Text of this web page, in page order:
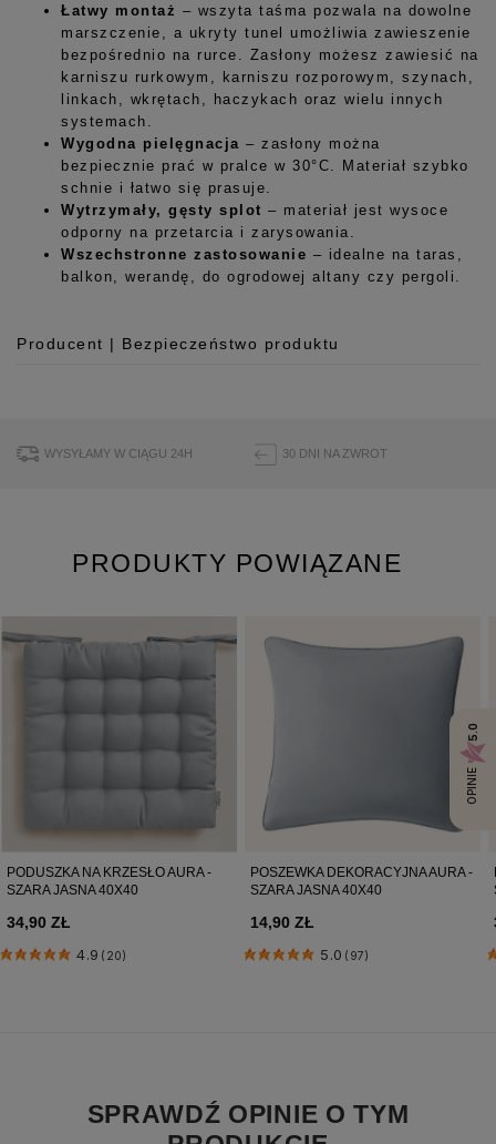
Łatwy montaż – wszyta taśma pozwala na dowolne
marszczenie, a ukryty tunel umożliwia zawieszenie
bezpośrednio na rurce. Zasłony możesz zawiesić na
karniszu rurkowym, karniszu rozporowym, szynach,
linkach, wkrętach, haczykach oraz wielu innych
systemach.
Wygodna pielęgnacja – zasłony można
bezpiecznie prać w pralce w 30°C. Materiał szybko
schnie i łatwo się prasuje.
Wytrzymały, gęsty splot – materiał jest wysoce
odporny na przetarcia i zarysowania.
Wszechstronne zastosowanie – idealne na taras,
balkon, werandę, do ogrodowej altany czy pergoli.
Producent | Bezpieczeństwo produktu
ul. Buforowa 125/H-10a
Pobierz instrukcję bezpieczeństwa produktu
WYSYŁAMY W CIĄGU 24H 30 DNI NA ZWROT
SPRAWDŹ OPINIE O TYM
PRODUKTY POWIĄZANE
PODUSZKA NA KRZESŁO AURA -
SZARA JASNA 40X40
34,90 ZŁ
4.9 (20)
POSZEWKA DEKORACYJNA AURA -
SZARA JASNA 40X40
14,90 ZŁ
5.0 (97)
OPINIE
5.0